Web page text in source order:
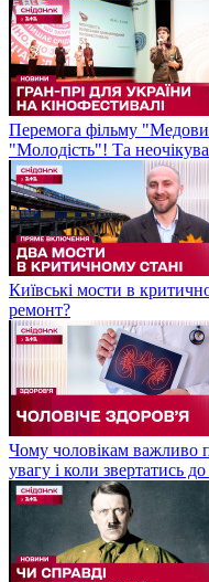
Перемога фільму
"Молодість"! Та
Київські мости в
ремонт?
Чому чоловікам важливо
увагу і коли звертатись до